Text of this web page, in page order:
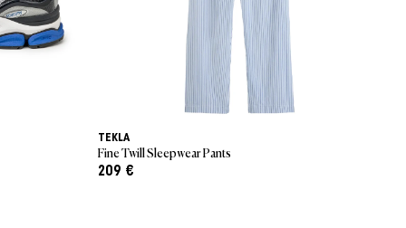
TEKLA
Fine Twill Sleepwear Pants
209 €